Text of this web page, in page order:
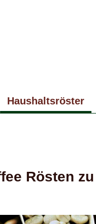
Haushaltsröster
Rösten